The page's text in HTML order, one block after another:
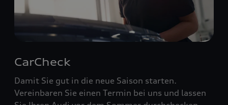
CarCheck
Damit Sie gut in die neue Saison starten.
Vereinbaren Sie einen Termin bei uns und lassen